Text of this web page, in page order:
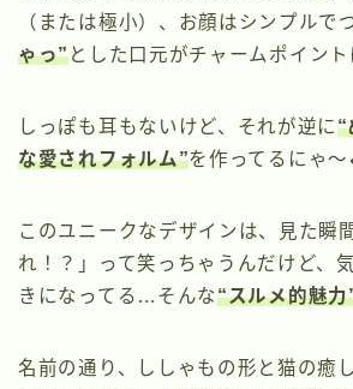
（または極小）、お顔はシンプルで
ゃっ”とした口元がチャームポイント
しっぽも耳もないけど、それが逆に“
な愛されフォルム”を作ってるにゃ〜
このユニークなデザインは、見た瞬
れ！？」って笑っちゃうんだけど、
きになってる…そんな“スルメ的魅力
名前の通り、ししゃもの形と猫の癒